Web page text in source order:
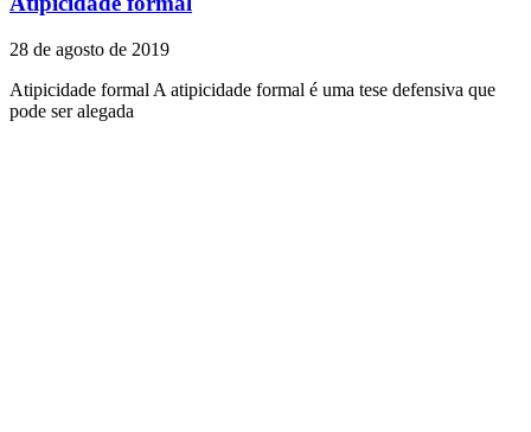
28 de agosto de 2019
Atipicidade formal A atipicidade formal é uma tese defensiva que
pode ser alegada